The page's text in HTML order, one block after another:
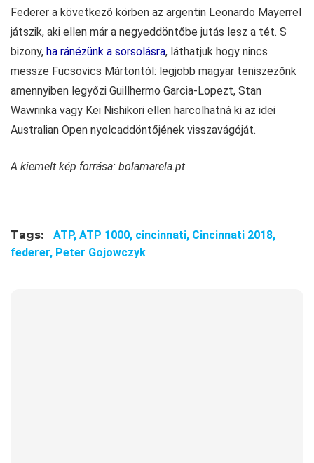
Federer a következő körben az argentin Leonardo Mayerrel
játszik, aki ellen már a negyeddöntőbe jutás lesz a tét. S
bizony, ha ránézünk a sorsolásra, láthatjuk hogy nincs
messze Fucsovics Mártontól: legjobb magyar teniszezőnk
amennyiben legyőzi Guillhermo Garcia-Lopezt, Stan
Wawrinka vagy Kei Nishikori ellen harcolhatná ki az idei
Australian Open nyolcaddöntőjének visszavágóját.
A kiemelt kép forrása: bolamarela.pt
Tags: ATP, ATP 1000, cincinnati, Cincinnati 2018,
federer, Peter Gojowczyk